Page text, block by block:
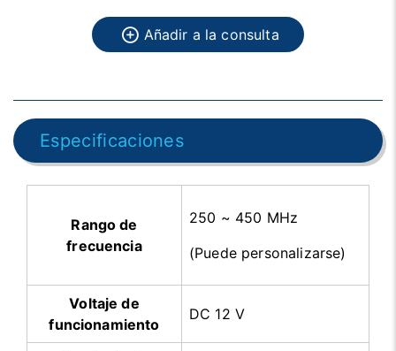
Añadir a la consulta
Especificaciones
Rango de
frecuencia
250 ~ 450 MHz
(Puede personalizarse)
Voltaje de
funcionamiento
DC 12 V